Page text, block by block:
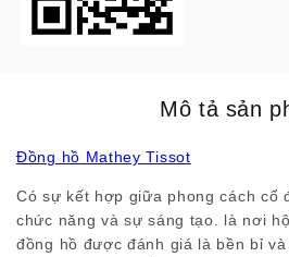
Mô tả sản
Đồng hồ Mathey Tissot
Có sự kết hợp giữa phong cách cổ
chức năng và sự sáng tạo. là nơi
đồng hồ được đánh giá là bền bỉ